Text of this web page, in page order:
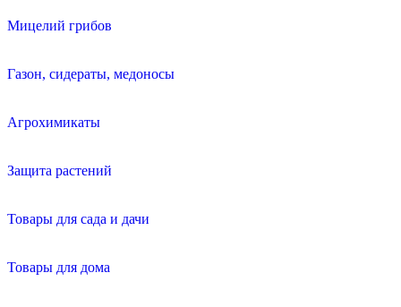
Мицелий грибов
Газон, сидераты, медоносы
Агрохимикаты
Защита растений
Товары для сада и дачи
Товары для дома